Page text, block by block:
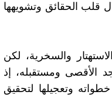
قلب الحقائق وتشويهها
والسخرية، لكن
الأقصى ومستقبله، إذ
وتعجيلها لتحقيق